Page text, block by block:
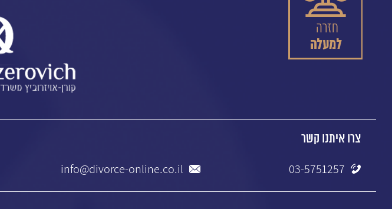
צרו איתנו קשר
03-5751257
info@divorce-online.co.il